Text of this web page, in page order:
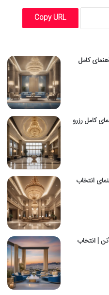
Copy URL
کامل
کامل رزرو
انتخاب
| انتخاب